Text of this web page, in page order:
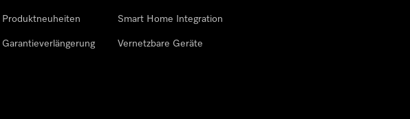
Produktneuheiten
Garantieverlängerung
Smart Home Integration
Vernetzbare Geräte